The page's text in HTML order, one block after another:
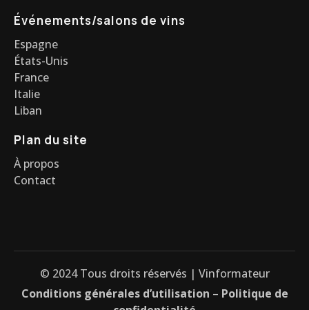
Événements/salons de vins
Espagne
États-Unis
France
Italie
Liban
Plan du site
À propos
Contact
© 2024 Tous droits réservés | Vinformateur
Conditions générales d’utilisation – Politique de